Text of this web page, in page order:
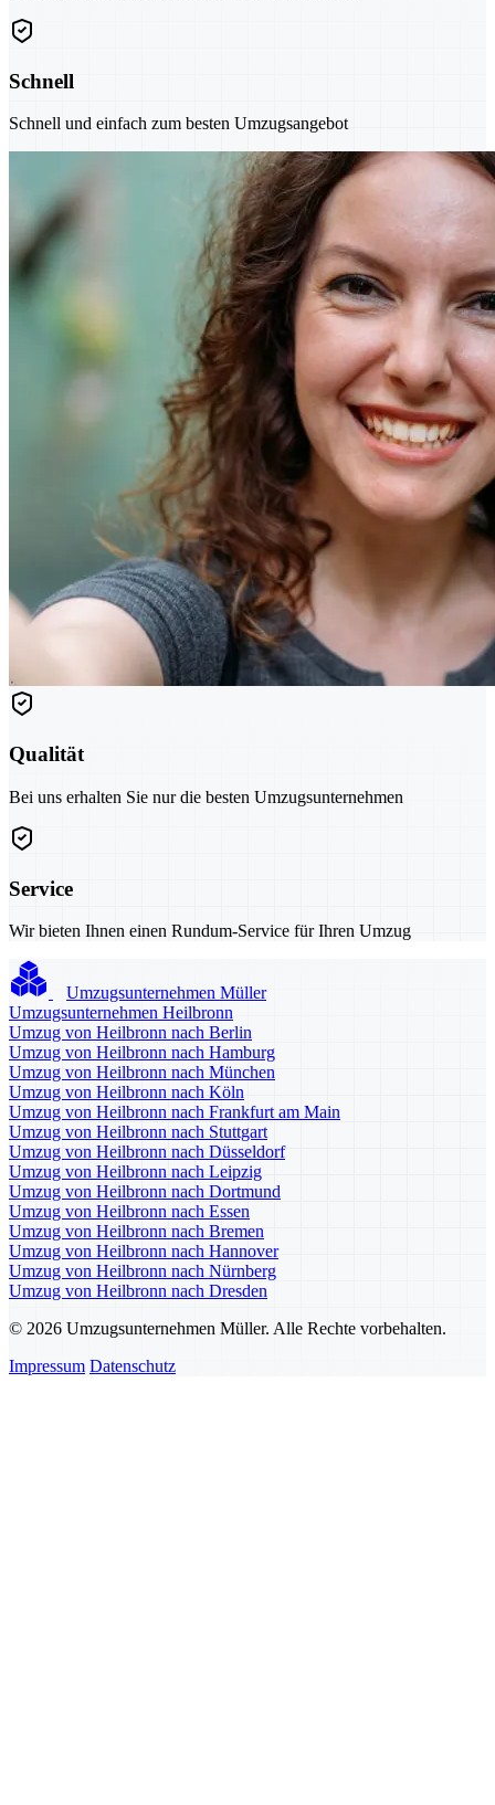
Schnell
Schnell und einfach zum besten Umzugsangebot
Qualität
Bei uns erhalten Sie nur die besten Umzugsunternehmen
Service
Wir bieten Ihnen einen Rundum-Service für Ihren Umzug
Umzugsunternehmen Müller
Umzugsunternehmen Heilbronn
Umzug von Heilbronn nach Berlin
Umzug von Heilbronn nach Hamburg
Umzug von Heilbronn nach München
Umzug von Heilbronn nach Köln
Umzug von Heilbronn nach Frankfurt am Main
Umzug von Heilbronn nach Stuttgart
Umzug von Heilbronn nach Düsseldorf
Umzug von Heilbronn nach Leipzig
Umzug von Heilbronn nach Dortmund
Umzug von Heilbronn nach Essen
Umzug von Heilbronn nach Bremen
Umzug von Heilbronn nach Hannover
Umzug von Heilbronn nach Nürnberg
Umzug von Heilbronn nach Dresden
© 2026 Umzugsunternehmen Müller. Alle Rechte vorbehalten.
Impressum Datenschutz